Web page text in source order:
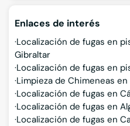
Enlaces de interés
Localización de fugas en
Gibraltar
Localización de fugas en
Limpieza de Chimeneas
Localización de fugas en
Localización de fugas en
Localización de fugas en